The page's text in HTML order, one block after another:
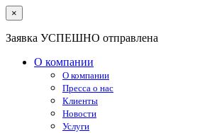
×
Заявка УСПЕШНО отправлена
О компании
О компании
Пресса о нас
Клиенты
Новости
Услуги